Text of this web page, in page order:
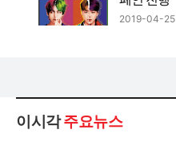
2019-04-25
이시각주요뉴스